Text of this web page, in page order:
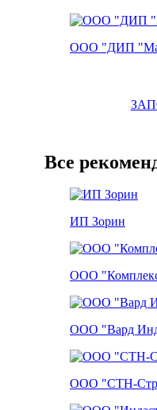
ООО "ДИП
Все
ИП Зорин
ООО
ООО "Вард
ООО "СТН-